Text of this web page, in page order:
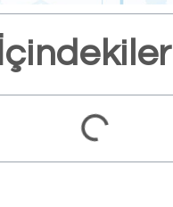
İçindekiler